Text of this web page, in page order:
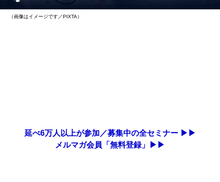
（画像はイメージです／PIXTA）
延べ6万人以上が参加／募集中の全セミナー ▶▶
メルマガ会員「無料登録」▶▶